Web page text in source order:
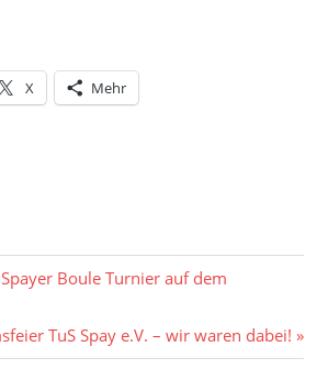
X Mehr
Boule Turnier auf dem
TuS Spay e.V. – wir waren dabei!